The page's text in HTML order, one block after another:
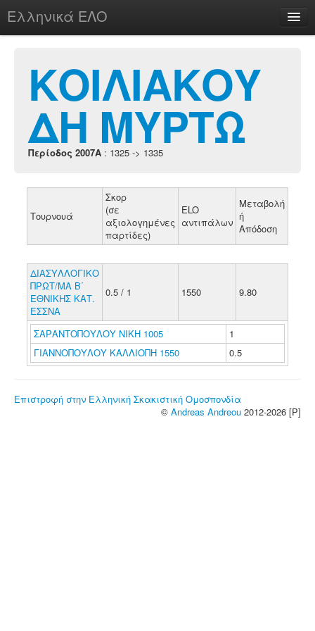
Ελληνικά ΕΛΟ
chesstu.be @ discord
Login
ΚΟΙΛΙΑΚΟΥ
ΔΗ ΜΥΡΤΩ
Περίοδος 2007A : 1325 -> 1335
Τουρνουά
Σκορ
(σε
αξιολογημένες
παρτίδες)
ELO
αντιπάλων
Μεταβολή
ή
Απόδοση
ΔΙΑΣΥΛΛΟΓΙΚΟ
ΠΡΩΤ/ΜΑ Β΄
ΕΘΝΙΚΗΣ ΚΑΤ.
ΕΣΣΝΑ
0.5 / 1 1550 9.80
ΣΑΡΑΝΤΟΠΟΥΛΟΥ ΝΙΚΗ 1005
1
ΓΙΑΝΝΟΠΟΥΛΟΥ ΚΑΛΛΙΟΠΗ 1550
0.5
Επιστροφή στην Ελληνική Σκακιστική Ομοσπονδία
© Andreas Andreou 2012-2026 [P]